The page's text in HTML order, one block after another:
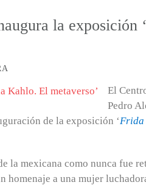
la exposición
El
Pedro
de la exposición ‘Frida
la mexicana como nunca fue
homenaje a una mujer